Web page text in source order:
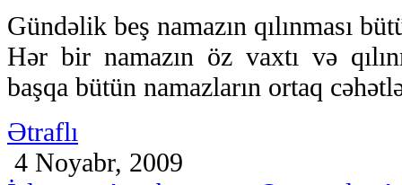
Gündəlik beş namazın qılınması
Hər bir namazın öz vaxtı və
başqa bütün namazların ortaq
Ətraflı
4 Noyabr, 2009